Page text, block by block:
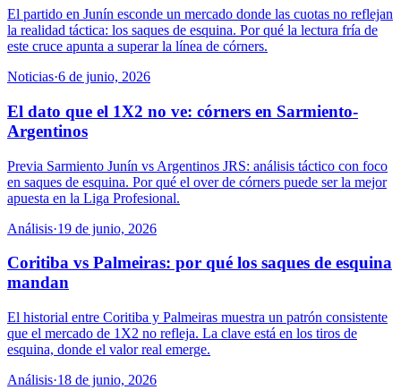
El partido en Junín esconde un mercado donde las cuotas no reflejan
la realidad táctica: los saques de esquina. Por qué la lectura fría de
este cruce apunta a superar la línea de córners.
Noticias·6 de junio, 2026
El dato que el 1X2 no ve: córners en Sarmiento-
Argentinos
Previa Sarmiento Junín vs Argentinos JRS: análisis táctico con foco
en saques de esquina. Por qué el over de córners puede ser la mejor
apuesta en la Liga Profesional.
Análisis·19 de junio, 2026
Coritiba vs Palmeiras: por qué los saques de esquina
mandan
El historial entre Coritiba y Palmeiras muestra un patrón consistente
que el mercado de 1X2 no refleja. La clave está en los tiros de
esquina, donde el valor real emerge.
Análisis·18 de junio, 2026